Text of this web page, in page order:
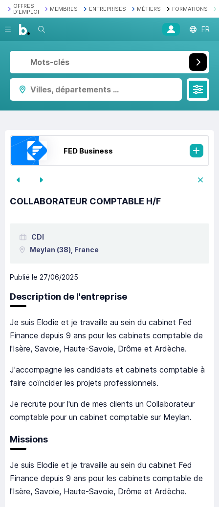
OFFRES
D'EMPLOI
MEMBRES ENTREPRISES MÉTIERS FORMATIONS
Recherche FR
Villes, départements ...
FED Business
COLLABORATEUR COMPTABLE H/F
CDI
Meylan (38), France
Publié le 27/06/2025
Description de l'entreprise
Je suis Elodie et je travaille au sein du cabinet Fed
Finance depuis 9 ans pour les cabinets comptable de
l'Isère, Savoie, Haute-Savoie, Drôme et Ardèche.
J'accompagne les candidats et cabinets comptable à
faire coïncider les projets professionnels.
Je recrute pour l'un de mes clients un Collaborateur
comptable pour un cabinet comptable sur Meylan.
Missions
Je suis Elodie et je travaille au sein du cabinet Fed
Finance depuis 9 ans pour les cabinets comptable de
l'Isère, Savoie, Haute-Savoie, Drôme et Ardèche.